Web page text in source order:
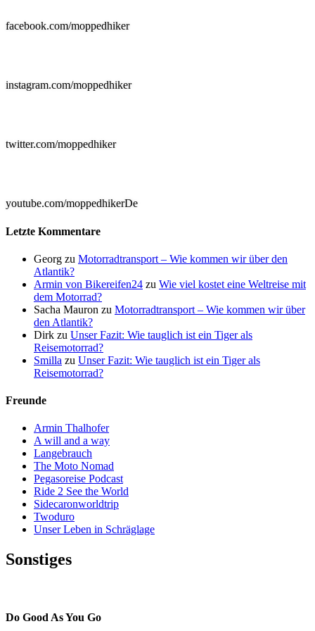
facebook.com/moppedhiker
instagram.com/moppedhiker
twitter.com/moppedhiker
youtube.com/moppedhikerDe
Letzte Kommentare
Georg zu Motorradtransport – Wie kommen wir über den
Atlantik?
Armin von Bikereifen24 zu Wie viel kostet eine Weltreise mit
dem Motorrad?
Sacha Mauron zu Motorradtransport – Wie kommen wir über
den Atlantik?
Dirk zu Unser Fazit: Wie tauglich ist ein Tiger als
Reisemotorrad?
Smilla zu Unser Fazit: Wie tauglich ist ein Tiger als
Reisemotorrad?
Freunde
Armin Thalhofer
A will and a way
Langebrauch
The Moto Nomad
Pegasoreise Podcast
Ride 2 See the World
Sidecaronworldtrip
Twoduro
Unser Leben in Schräglage
Sonstiges
Do Good As You Go